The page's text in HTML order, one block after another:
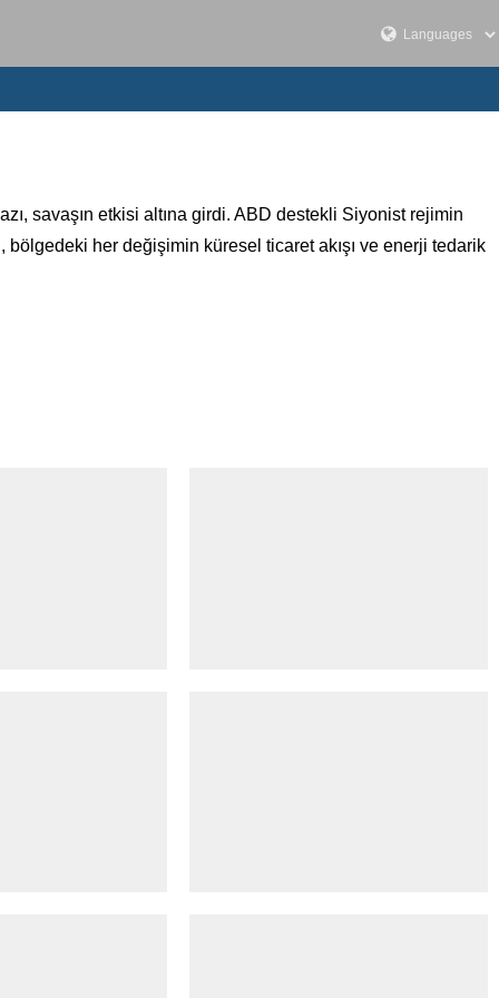
savaşın etkisi altına girdi. ABD destekli Siyonist rejimin
bölgedeki her değişimin küresel ticaret akışı ve enerji tedarik